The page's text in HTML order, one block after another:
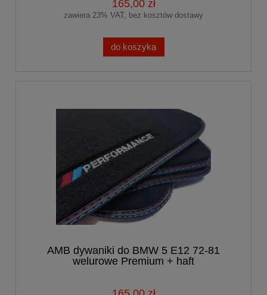
165,00 zł
zawiera 23% VAT, bez kosztów dostawy
do koszyka
AMB dywaniki do BMW 5 E12 72-81
welurowe Premium + haft